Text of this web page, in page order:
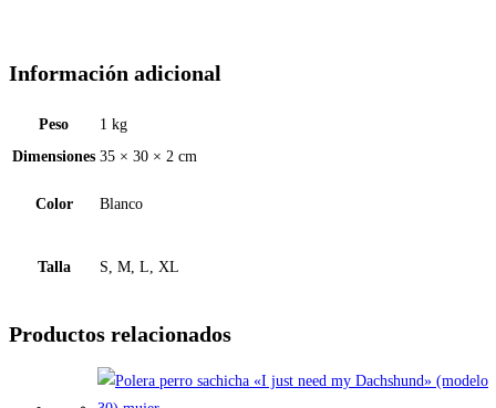
Información adicional
Peso
1 kg
Dimensiones 35 × 30 × 2 cm
Color Blanco
Talla S, M, L, XL
Productos relacionados